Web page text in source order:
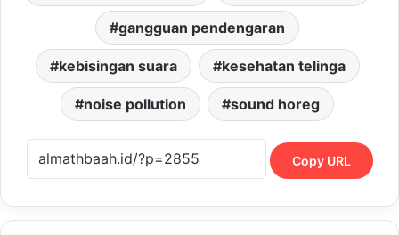
gangguan pendengaran
kebisingan suara kesehatan telinga
noise pollution sound horeg
Copy URL